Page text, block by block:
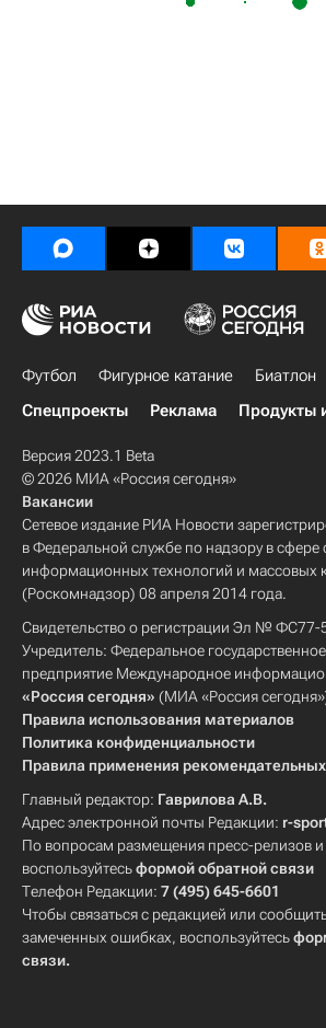
Футбол Фигурное катание Биатлон
Спецпроекты
Реклама Продукты
Версия 2023.1 Beta
© 2026 МИА «Россия сегодня»
Вакансии
Сетевое издание РИА Новости
в Федеральной службе по надзору в сфере
информационных технологий и массовых
(Роскомнадзор) 08 апреля 2014 года.
Свидетельство о регистрации Эл № ФС77-
Учредитель: Федеральное
предприятие Международное
«Россия сегодня» (МИА «Россия
Правила использования материалов
Политика конфиденциальности
Правила применения рекомендательных
Главный редактор: Гаврилова А.В.
Адрес электронной почты Редакции: r-
По вопросам размещения пресс-релизов
воспользуйтесьформой обратной связи
Телефон Редакции: 7 (495) 645-6601
Чтобы связаться с редакцией или
замеченных ошибках, воспользуйтесь
связи.